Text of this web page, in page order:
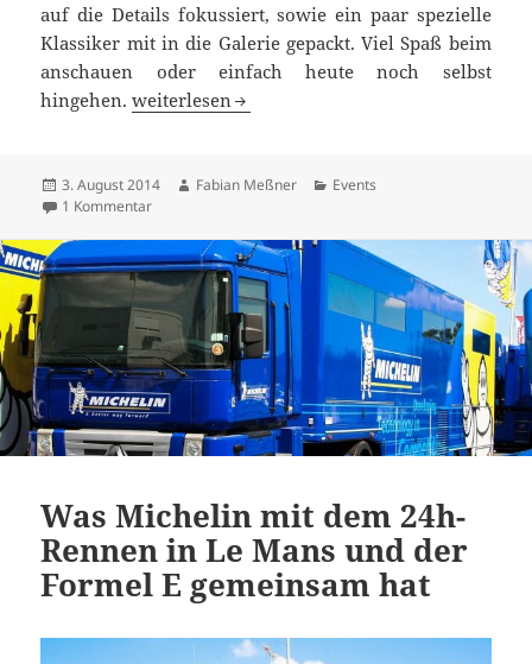
auf die Details fokussiert, sowie ein paar spezielle
Klassiker mit in die Galerie gepackt. Viel Spaß beim
anschauen oder einfach heute noch selbst
hingehen.Impressionen der Classic Days 2014 auf
weiterlesen
Veröffentlicht
am
3. August 2014 Autor
Fabian Meßner Kategorien
Events
1 Kommentarzu Impressionen der Classic Days 2014 auf Schloss Dyck
Was Michelin mit dem 24h-
Rennen in Le Mans und der
Formel E gemeinsam hat